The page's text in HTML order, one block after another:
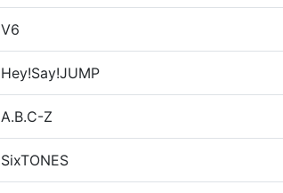
V6
Hey!Say!JUMP
A.B.C-Z
SixTONES